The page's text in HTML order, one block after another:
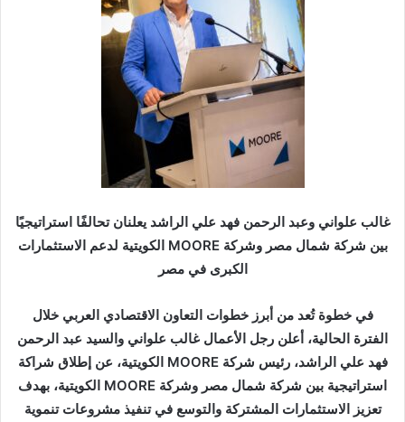
ي
ا
غالب علواني وعبد الرحمن فهد علي الراشد يعلنان تحالفًا استراتيجيًا
بين شركة شمال مصر وشركة MOORE الكويتية لدعم الاستثمارات
الكبرى في مصر
في خطوة تُعد من أبرز خطوات التعاون الاقتصادي العربي خلال
الفترة الحالية، أعلن رجل الأعمال غالب علواني والسيد عبد الرحمن
فهد علي الراشد، رئيس شركة MOORE الكويتية، عن إطلاق شراكة
استراتيجية بين شركة شمال مصر وشركة MOORE الكويتية، بهدف
تعزيز الاستثمارات المشتركة والتوسع في تنفيذ مشروعات تنموية